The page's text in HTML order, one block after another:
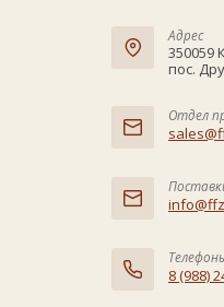
Адрес
350059
пос.
Отдел
8 (988)